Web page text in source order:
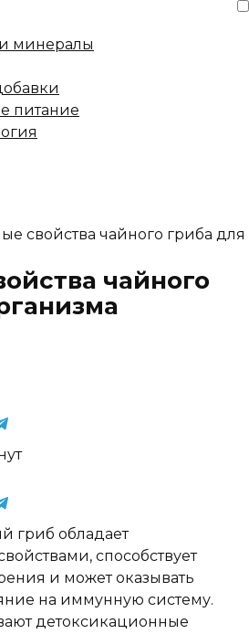
минералы
питание
свойства чайного гриба для
чайного
гриб обладает
способствует
и может оказывать
на иммунную систему.
детоксикационные